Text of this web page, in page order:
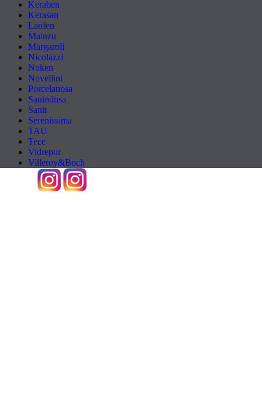
Keraben
Kerasan
Laufen
Mainzu
Margaroli
Nicolazzi
Noken
Novellini
Porcelanosa
Sanindusa
Sanit
Serenissima
TAU
Tece
Vidrepur
Villeroy&Boch